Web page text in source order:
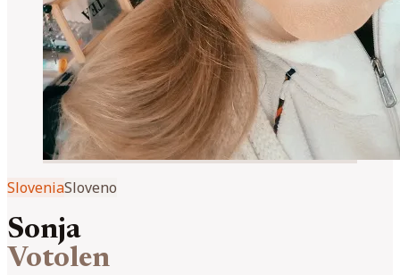
SloveniaSloveno
Sonja
Votolen